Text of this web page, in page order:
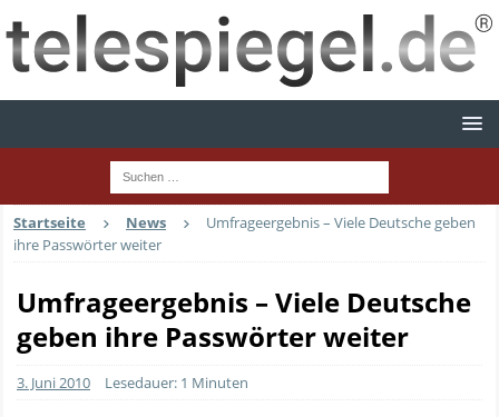
Startseite News
Umfrageergebnis – Viele Deutsche geben
ihre Passwörter weiter
Umfrageergebnis – Viele Deutsche
geben ihre Passwörter weiter
3. Juni 2010 Lesedauer: 1 Minuten